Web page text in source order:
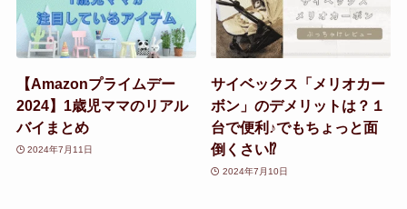
【Amazonプライムデー
2024】1歳児ママのリアル
バイまとめ
2024年7月11日
サイベックス「メリオカー
ボン」のデメリットは？１
台で便利♪でもちょっと面
倒くさい⁉︎
2024年7月10日